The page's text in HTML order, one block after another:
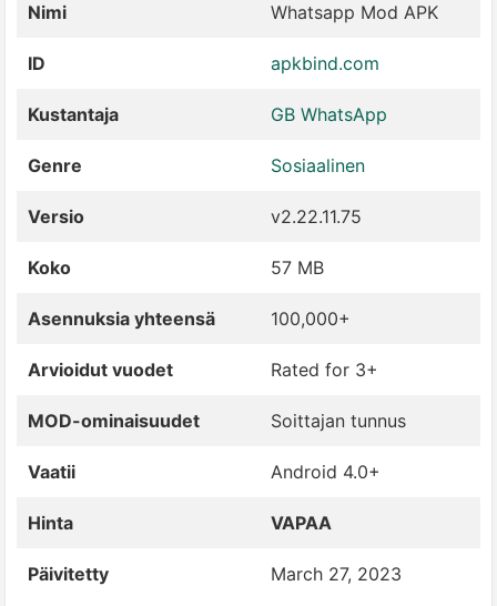
Nimi Whatsapp Mod APK
ID apkbind.com
Kustantaja GB WhatsApp
Genre Sosiaalinen
Versio v2.22.11.75
Koko 57 MB
Asennuksia yhteensä 100,000+
Arvioidut vuodet Rated for 3+
MOD-ominaisuudet Soittajan tunnus
Vaatii Android 4.0+
Hinta VAPAA
Päivitetty March 27, 2023